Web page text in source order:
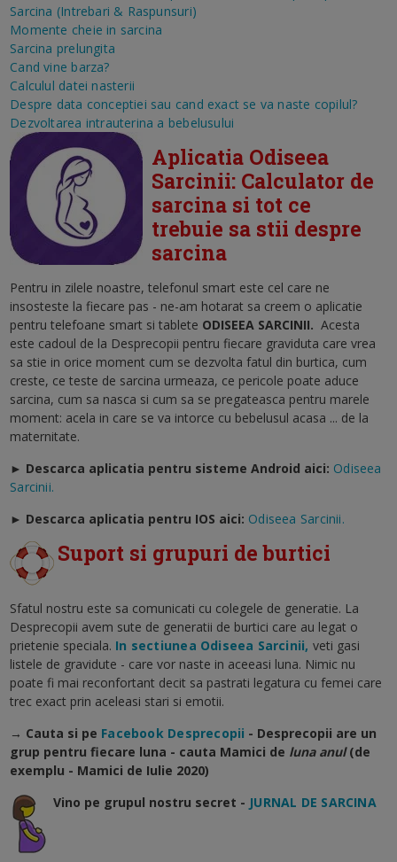
Sarcina (Intrebari & Raspunsuri)
Momente cheie in sarcina
Sarcina prelungita
Cand vine barza?
Calculul datei nasterii
Despre data conceptiei sau cand exact se va naste copilul?
Dezvoltarea intrauterina a bebelusului
Aplicatia Odiseea
Sarcinii: Calculator de
sarcina si tot ce
trebuie sa stii despre
sarcina
Pentru in zilele noastre, telefonul smart este cel care ne
insosteste la fiecare pas - ne-am hotarat sa creem o aplicatie
pentru telefoane smart si tablete ODISEEA SARCINII. Acesta
este cadoul de la Desprecopii pentru fiecare graviduta care vrea
sa stie in orice moment cum se dezvolta fatul din burtica, cum
creste, ce teste de sarcina urmeaza, ce pericole poate aduce
sarcina, cum sa nasca si cum sa se pregateasca pentru marele
moment: acela in care se va intorce cu bebelusul acasa ... de la
maternitate.
► Descarca aplicatia pentru sisteme Android aici: Odiseea
Sarcinii.
► Descarca aplicatia pentru IOS aici: Odiseea Sarcinii.
Suport si grupuri de burtici
Sfatul nostru este sa comunicati cu colegele de generatie. La
Desprecopii avem sute de generatii de burtici care au legat o
prietenie speciala. In sectiunea Odiseea Sarcinii, veti gasi
listele de gravidute - care vor naste in aceeasi luna. Nimic nu
poate fi mai reconfortant decit sa pastrati legatura cu femei care
trec exact prin aceleasi stari si emotii.
→ Cauta si pe Facebook Desprecopii - Desprecopii are un
grup pentru fiecare luna - cauta Mamici de luna anul (de
exemplu - Mamici de Iulie 2020)
Vino pe grupul nostru secret - JURNAL DE SARCINA